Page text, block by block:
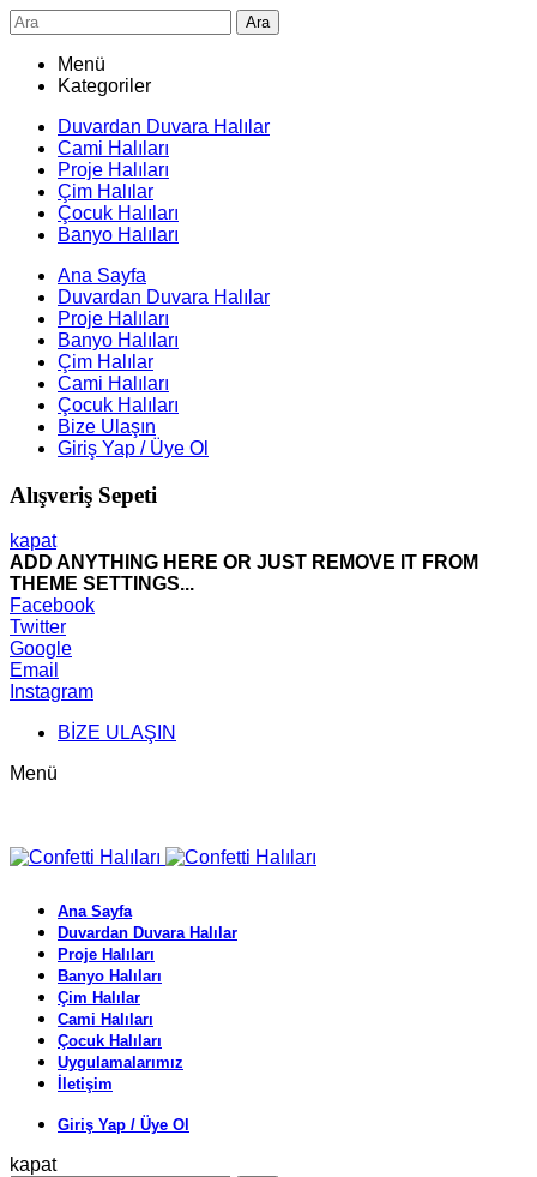
Ara
Menü
Kategoriler
Duvardan Duvara Halılar
Cami Halıları
Proje Halıları
Çim Halılar
Çocuk Halıları
Banyo Halıları
Ana Sayfa
Duvardan Duvara Halılar
Proje Halıları
Banyo Halıları
Çim Halılar
Cami Halıları
Çocuk Halıları
Bize Ulaşın
Giriş Yap / Üye Ol
Alışveriş Sepeti
kapat
ADD ANYTHING HERE OR JUST REMOVE IT FROM
THEME SETTINGS...
Facebook
Twitter
Google
Email
Instagram
BİZE ULAŞIN
Menü
Ana Sayfa
Duvardan Duvara Halılar
Proje Halıları
Banyo Halıları
Çim Halılar
Cami Halıları
Çocuk Halıları
Uygulamalarımız
İletişim
Giriş Yap / Üye Ol
kapat